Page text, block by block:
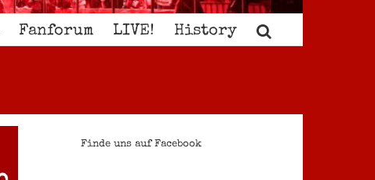
Fanforum LIVE! History
Finde uns auf Facebook